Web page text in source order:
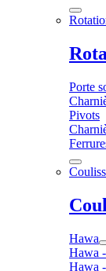
Porte
Pivots
Hawa
Hawa
Hawa